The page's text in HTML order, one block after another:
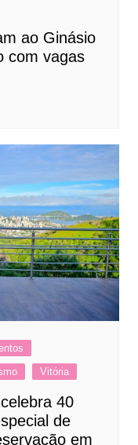
ao Ginásio
com vagas
Vitória
40
de
em